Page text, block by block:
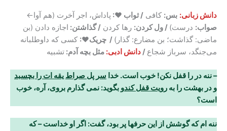
دانش زبانی: بس: کافی / ثواب ♥: پاداش، اجر آخرت (هم آوا←
صواب: درست) / ول کردن: رها کردن / گذاشتن: اجازه دادن (بن
ماضی: گذاشت؛ بن مضارع: گذار) / چریک♥: کسی که داوطلبانه
می‌جنگد، سرباز شجاع / دانش ادبی: مثل بچه آدم: تشبیه
– ننه در را قفل نکن! خوب است. خدا سر پل صراط یقه ات را بچسبد
و در بهشت را به رویت قفل کندو بگوید: نمی گذارم بروی، آره، خوب
است؟
ننه ام که گوشش از این حرفها پر بود، گفت: اگر او خداست – که